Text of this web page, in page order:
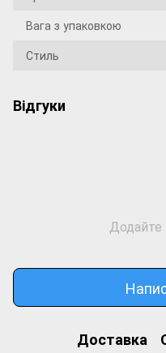
Вага з упаковкою
Стиль
Відгуки
Додайте
Доставка